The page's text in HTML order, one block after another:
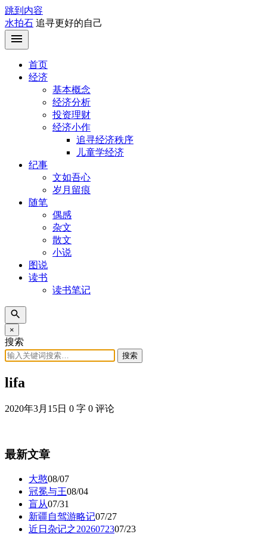
跳到内容
水拍石 追寻更好的自己
首页
经济
基本概念
经济分析
投资理财
经济小作
追寻经济秩序
儿童学经济
纪事
文如吾心
岁月留痕
随笔
偶感
杂文
散文
小说
图说
读书
读书笔记
×
搜索
搜索
lifa
2020年3月15日 0 字 0 评论
最新文章
大憨08/07
冠冕与王08/04
盲从07/31
新疆自驾游略记07/27
近日杂记之2026072307/23